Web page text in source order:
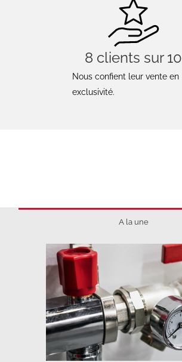
8 clients sur 10
Nous confient leur vente en
exclusivité.
A la une